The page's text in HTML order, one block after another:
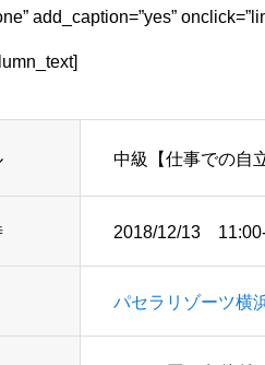
add_caption=”yes”
中級【仕事での自
2018/12/13
パセラリゾーツ横